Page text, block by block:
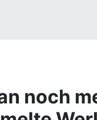
noch